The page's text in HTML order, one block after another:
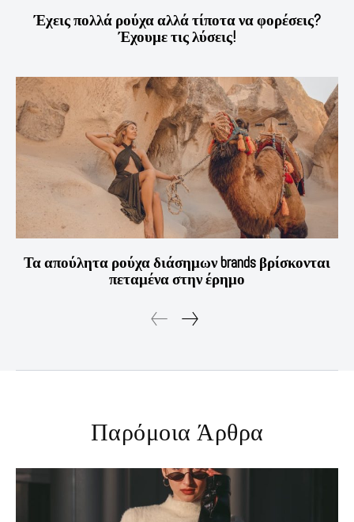
Έχεις πολλά ρούχα αλλά τίποτα να φορέσεις?
Έχουμε τις λύσεις!
Τα απούλητα ρούχα διάσημων brands βρίσκονται
πεταμένα στην έρημο
Παρόμοια Άρθρα